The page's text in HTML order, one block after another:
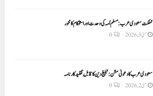
مملکت سعودی عرب: مسلم اُمہ کی وحدت اور استحکام کا محور
مئی 3, 2026 0
سعودی عرب کا دعوتی مشن: تبلیغ دین کا قابلِ تقلید کارنامہ
مئی 2, 2026 0